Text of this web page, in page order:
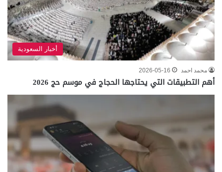
أخبار السعودية
محمد احمد 2026-05-16
أهم التطبيقات التي يحتاجها الحجاج في موسم حج 2026